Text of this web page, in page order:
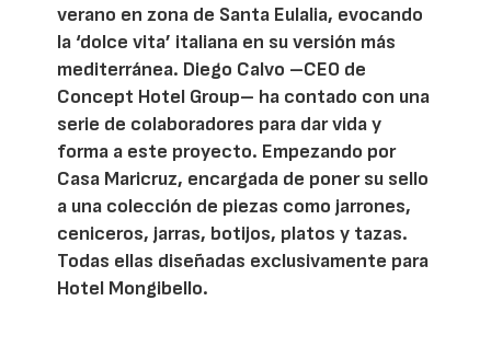
verano en zona de Santa Eulalia, evocando
la ‘dolce vita’ italiana en su versión más
mediterránea. Diego Calvo –CEO de
Concept Hotel Group– ha contado con una
serie de colaboradores para dar vida y
forma a este proyecto. Empezando por
Casa Maricruz, encargada de poner su sello
a una colección de piezas como jarrones,
ceniceros, jarras, botijos, platos y tazas.
Todas ellas diseñadas exclusivamente para
Hotel Mongibello.